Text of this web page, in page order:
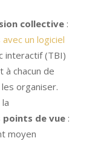
collective:
un logiciel
interactif (TBI)
chacun de
organiser.
de vue:
moyen